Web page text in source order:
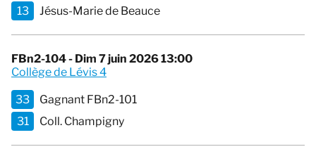
13
Jésus-Marie de Beauce
FBn2-104 - Dim 7 juin 2026 13:00
Collège de Lévis 4
33
Gagnant FBn2-101
31
Coll. Champigny